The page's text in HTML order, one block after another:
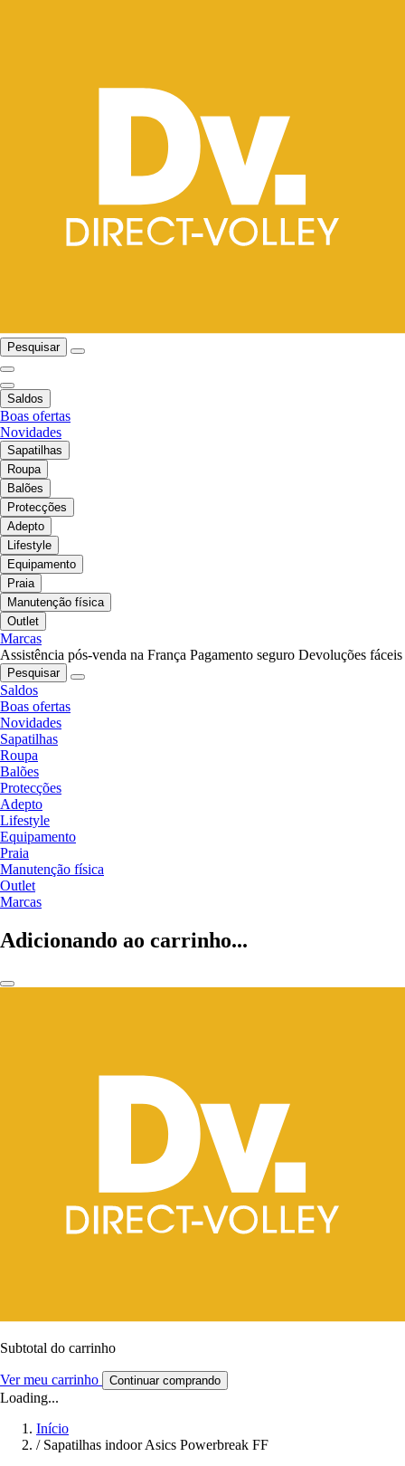
Pesquisar
Saldos
Boas ofertas
Novidades
Sapatilhas
Roupa
Balões
Protecções
Adepto
Lifestyle
Equipamento
Praia
Manutenção física
Outlet
Marcas
Assistência pós-venda na França Pagamento seguro Devoluções fáceis
Pesquisar
Saldos
Boas ofertas
Novidades
Sapatilhas
Roupa
Balões
Protecções
Adepto
Lifestyle
Equipamento
Praia
Manutenção física
Outlet
Marcas
Adicionando ao carrinho...
Subtotal do carrinho
Ver meu carrinho Continuar comprando
Loading...
Início
/ Sapatilhas indoor Asics Powerbreak FF